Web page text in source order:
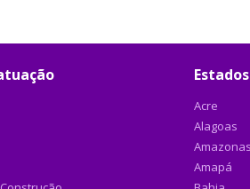
Estados
Acre
Alagoas
Amazonas
Amapá